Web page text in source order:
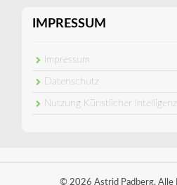
IMPRESSUM
Impressum
Datenschutz
Nutzung Künstlicher
© 2026 Astrid Padberg. Alle